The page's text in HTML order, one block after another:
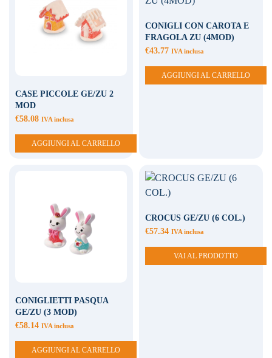
CASE PICCOLE GE/ZU 2
MOD
€58.08 IVA inclusa
AGGIUNGI AL CARRELLO
CONIGLI CON CAROTA E
FRAGOLA ZU (4MOD)
€43.77 IVA inclusa
AGGIUNGI AL CARRELLO
CONIGLIETTI PASQUA
GE/ZU (3 MOD)
€58.14 IVA inclusa
AGGIUNGI AL CARRELLO
CROCUS GE/ZU (6 COL.)
€57.34 IVA inclusa
VAI AL PRODOTTO